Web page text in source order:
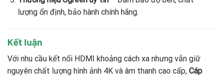
lượng ổn định, bảo hành chính hãng.
Kết luận
Với nhu cầu kết nối HDMI khoảng cách xa nhưng vẫn giữ
nguyên chất lượng hình ảnh 4K và âm thanh cao cấp, Cáp